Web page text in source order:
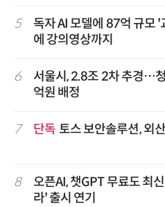
5
독자 AI 모델에 87억 규모
에 강의영상까지
6
서울시, 2.8조 2차 추경…
억원 배정
7 단독 토스 보안솔루션, 외
8
오픈AI, 챗GPT 무료도 최
라' 출시 연기